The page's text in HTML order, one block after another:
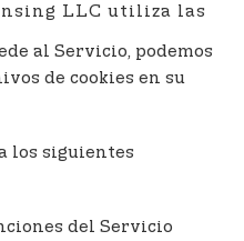
LLC utiliza las
al Servicio, podemos
de cookies en su
los siguientes
del Servicio